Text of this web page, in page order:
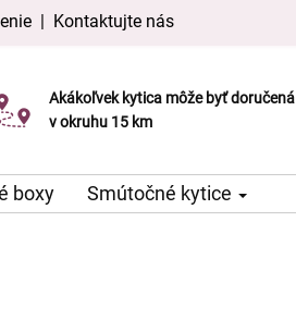
| Kontaktujte nás
Akákoľvek kytica môže byť doručená
v okruhu 15 km
Služba Click & Collect
boxy Smútočné kytice